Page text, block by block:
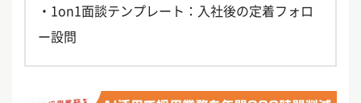
・1on1面談テンプレート：入社後の定着フォロ
ー設問